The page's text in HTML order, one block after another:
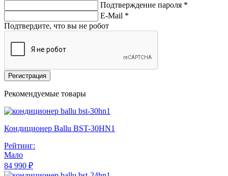
Подтверждение пароля *
E-Mail *
Подтвердите, что вы не робот
Регистрация
Рекомендуемые товары
Кондиционер Ballu BST-30HN1
Рейтинг:
Мало
84 990 ₽